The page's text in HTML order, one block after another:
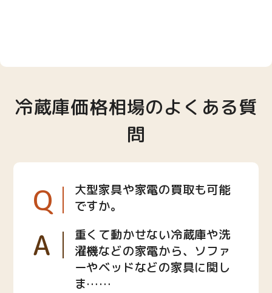
冷蔵庫価格相場のよくある質
問
Q
大型家具や家電の買取も可能
ですか。
A
重くて動かせない冷蔵庫や洗
濯機などの家電から、ソファ
ーやベッドなどの家具に関し
ま……